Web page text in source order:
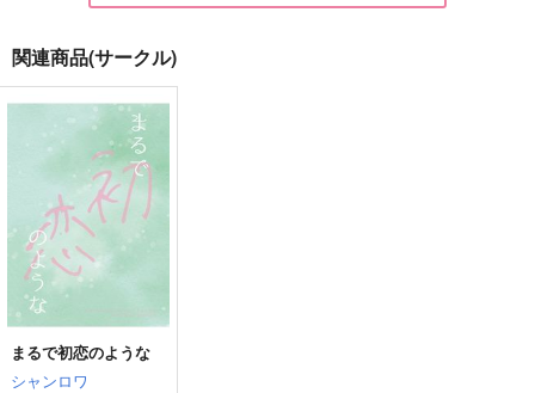
執事喫茶のトップオタ
（税込）
伊弉冉一二三×観音坂独歩
サンプル
作品詳細
関連商品(サークル)
まるで初恋のような
シャンロワ